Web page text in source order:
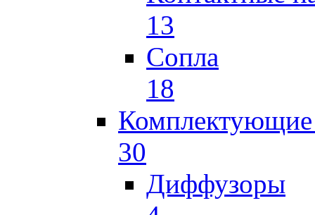
13
Сопла
18
Комплектующие
30
Диффузоры